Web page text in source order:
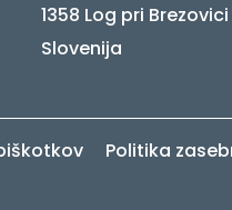
1358 Log pri Brezovici
Slovenija
Politika